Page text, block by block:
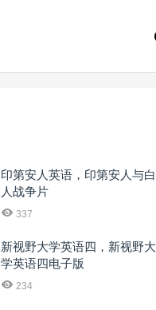
印第安人英语，印第安人与白
人战争片
337
新视野大学英语四，新视野大
学英语四电子版
234